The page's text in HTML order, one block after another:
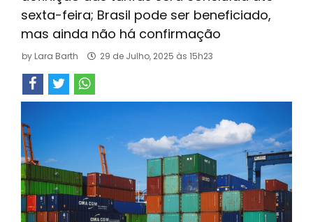
sexta-feira; Brasil pode ser beneficiado,
mas ainda não há confirmação
by Lara Barth 29 de Julho, 2025 às 15h23